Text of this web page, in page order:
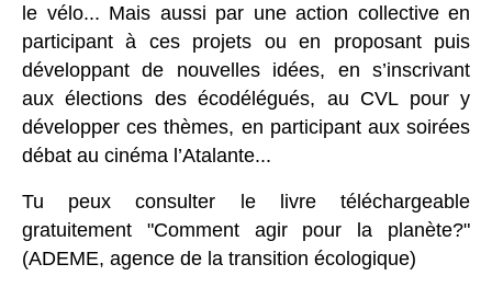
le vélo... Mais aussi par une action collective en
participant à ces projets ou en proposant puis
développant de nouvelles idées, en s’inscrivant
aux élections des écodélégués, au CVL pour y
développer ces thèmes, en participant aux soirées
débat au cinéma l’Atalante...
Tu peux consulter le livre téléchargeable
gratuitement "Comment agir pour la planète?"
(ADEME, agence de la transition écologique)